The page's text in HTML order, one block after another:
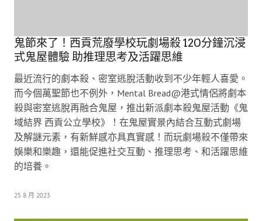
鬼節來了！西貢荒廢學校玩劇場殺 120分鐘沉浸
式鬼屋體驗 助推理思考及活躍思維
最近流行的劇本殺、密室逃脫活動收到不少年輕人喜愛。
而今個萬聖節也不例外，Mental Bread@港式情侶將劇本
殺與密室逃脫再融合鬼屋，推出新派劇本殺鬼屋活動《鬼
域結界 西貢公立學校》！在鬼屋實景內結合互動式劇場
及解謎元素，有新鮮感亦具真實感！而玩劇場殺不僅帶來
娛樂和樂趣，還能促進社交互動、推理思考、和活躍思維
的培養。
25 8 月 2023